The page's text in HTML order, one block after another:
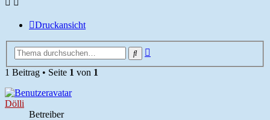
Druckansicht
Suche
1 Beitrag • Seite 1 von 1
Dölli
Betreiber